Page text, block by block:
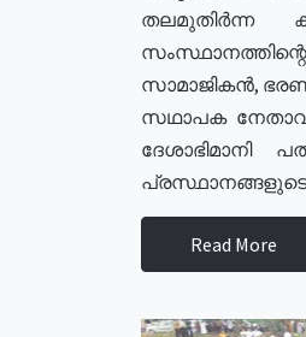
തലമുതിർന്ന
സാമാജികൻ,
സഥാപക
ദേശാഭിമാനി
Read More